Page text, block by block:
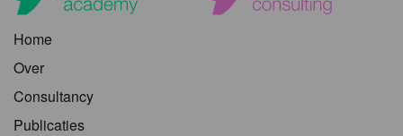
Home
Over
Consultancy
Publicaties